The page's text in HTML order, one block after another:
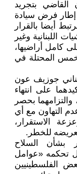
القاضي بتجريد
إطار فرض سيادة
القرار الأممي 1701 المرتبط أيضا بالقرار
اللبنانية وغير
كامل أراضيها،
المحتلة في
جوزيف عون
على انتهاء
والتزامهما بحصر
التهاون مع أي
الاستقرار،
للخطر.
بشأن السلاح
تحكمه «عوامل
الفلسطينيين